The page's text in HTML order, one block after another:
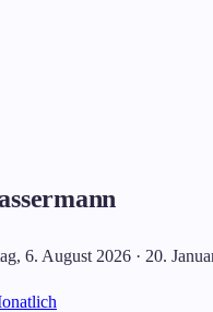
6. August 2026 · 20.